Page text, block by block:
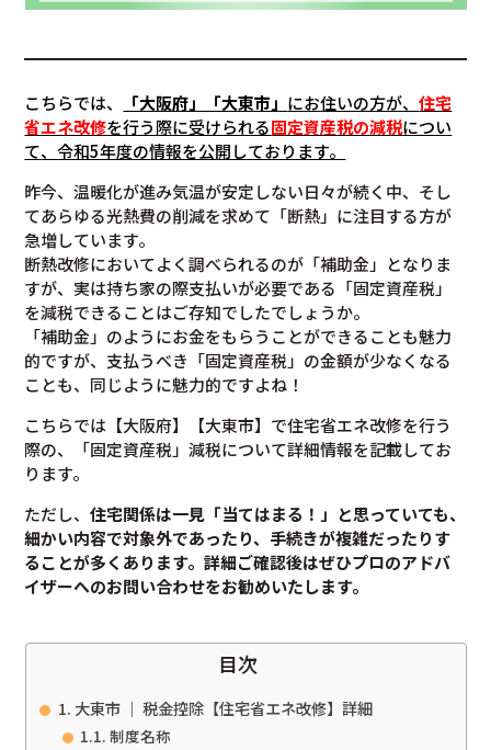
こちらでは、 「大阪府」「大東市」 にお住いの方が、住宅
省エネ改修を行う際に受けられる固定資産税の減税につい
て、令和5年度の情報を公開しております。
昨今、温暖化が進み気温が安定しない日々が続く中、そし
てあらゆる光熱費の削減を求めて「断熱」に注目する方が
急増しています。
断熱改修においてよく調べられるのが「補助金」となりま
すが、実は持ち家の際支払いが必要である「固定資産税」
を減税できることはご存知でしたでしょうか。
「補助金」のようにお金をもらうことができることも魅力
的ですが、支払うべき「固定資産税」の金額が少なくなる
ことも、同じように魅力的ですよね！
こちらでは【大阪府】【大東市】で住宅省エネ改修を行う
際の、「固定資産税」減税について詳細情報を記載してお
ります。
ただし、住宅関係は一見「当てはまる！」と思っていても、
細かい内容で対象外であったり、手続きが複雑だったりす
ることが多くあります。詳細ご確認後はぜひプロのアドバ
イザーへのお問い合わせをお勧めいたします。
目次
大東市 ｜ 税金控除【住宅省エネ改修】詳細
制度名称